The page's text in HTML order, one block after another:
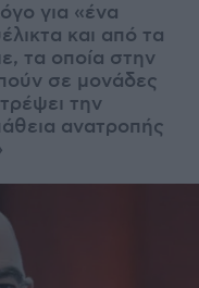
για «ένα
και από τα
τα οποία στην
σε μονάδες
την
ανατροπής